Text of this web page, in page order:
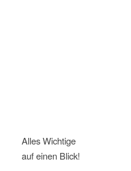
Alles Wichtige
auf einen Blick!